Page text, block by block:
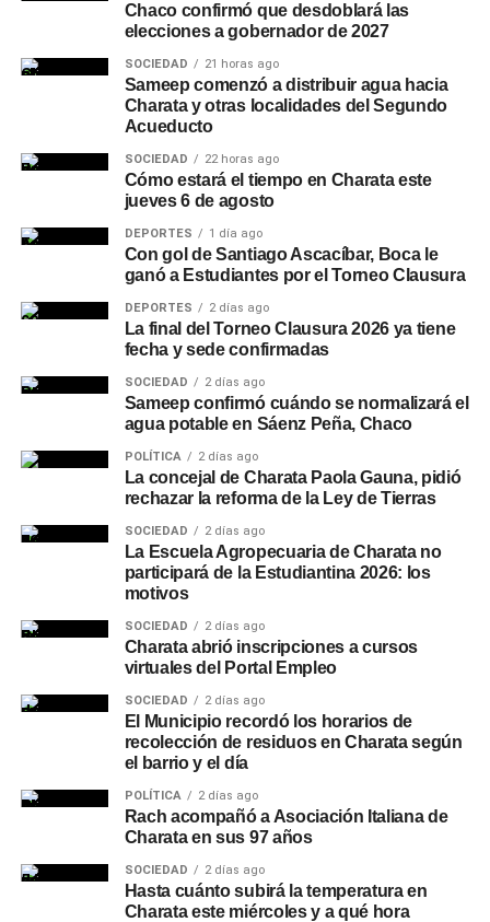
Chaco confirmó que desdoblará las
elecciones a gobernador de 2027
SOCIEDAD 21 horas ago
Sameep comenzó a distribuir agua hacia
Charata y otras localidades del Segundo
Acueducto
SOCIEDAD 22 horas ago
Cómo estará el tiempo en Charata este
jueves 6 de agosto
DEPORTES 1 día ago
Con gol de Santiago Ascacíbar, Boca le
ganó a Estudiantes por el Torneo Clausura
DEPORTES 2 días ago
La final del Torneo Clausura 2026 ya tiene
fecha y sede confirmadas
SOCIEDAD 2 días ago
Sameep confirmó cuándo se normalizará el
agua potable en Sáenz Peña, Chaco
POLÍTICA 2 días ago
La concejal de Charata Paola Gauna, pidió
rechazar la reforma de la Ley de Tierras
SOCIEDAD 2 días ago
La Escuela Agropecuaria de Charata no
participará de la Estudiantina 2026: los
motivos
SOCIEDAD 2 días ago
Charata abrió inscripciones a cursos
virtuales del Portal Empleo
SOCIEDAD 2 días ago
El Municipio recordó los horarios de
recolección de residuos en Charata según
el barrio y el día
POLÍTICA 2 días ago
Rach acompañó a Asociación Italiana de
Charata en sus 97 años
SOCIEDAD 2 días ago
Hasta cuánto subirá la temperatura en
Charata este miércoles y a qué hora